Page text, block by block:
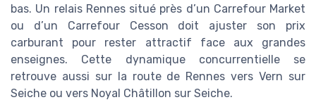
bas. Un relais Rennes situé près d’un Carrefour Market
ou d’un Carrefour Cesson doit ajuster son prix
carburant pour rester attractif face aux grandes
enseignes. Cette dynamique concurrentielle se
retrouve aussi sur la route de Rennes vers Vern sur
Seiche ou vers Noyal Châtillon sur Seiche.